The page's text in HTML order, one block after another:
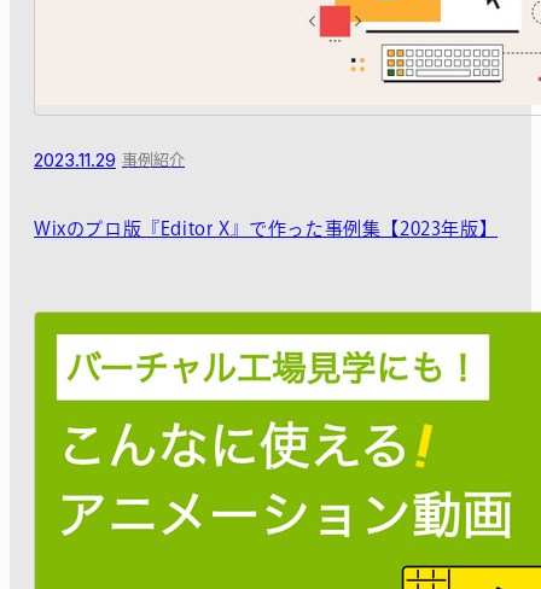
2023.11.29 事例紹介
Wixのプロ版『Editor X』で作った事例集【2023年版】